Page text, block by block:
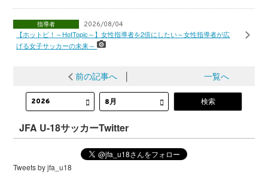
指導者 2026/08/04
【ホットピ！～HotTopic～】女性指導者を2倍にしたい～女性指導者が広
げる女子サッカーの未来～
前の記事へ│ 一覧へ
JFA U-18サッカーTwitter
Tweets by jfa_u18